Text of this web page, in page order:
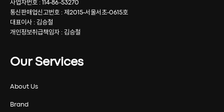
사업자번호 : 114-86-53270
통신판매업신고번호 : 제2015-서울서초-0615호
대표이사 : 김승철
개인정보취급책임자 : 김승철
Our Services
About Us
Brand